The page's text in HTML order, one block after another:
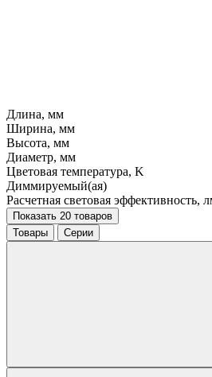
Длина, мм
Ширина, мм
Высота, мм
Диаметр, мм
Цветовая температура, K
Диммируемый(ая)
Расчетная световая эффективность,
Показать 20 товаров
Товары
Серии